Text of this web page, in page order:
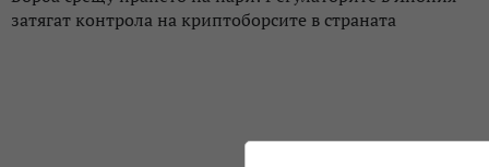
затягат контрола на криптоборсите в страната